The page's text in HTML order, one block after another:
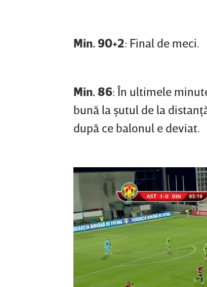
Min. 90+2: Final de meci.
Min. 86: În ultimele
bună la şutul de la
după ce balonul e deviat.